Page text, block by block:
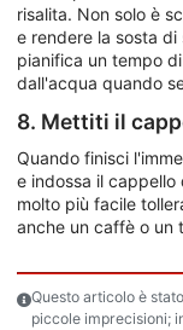
risalita. Non solo è
e rendere la sosta
pianifica un tempo
dall'acqua quando
8. Mettiti il
Quando finisci
e indossa il cappello
molto più facile
anche un caffè o un
Questo articolo è
piccole imprecisioni;